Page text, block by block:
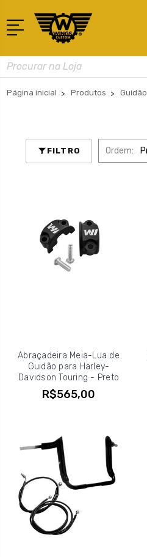
Busca
Página inicial Produtos Guidão
FILTRO Ordem:
Abraçadeira Meia-Lua de
Guidão para Harley-
Davidson Touring - Preto
R$565,00